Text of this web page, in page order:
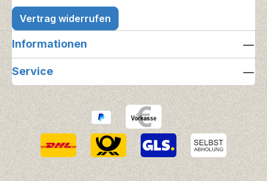
Vertrag widerrufen
Informationen
Service